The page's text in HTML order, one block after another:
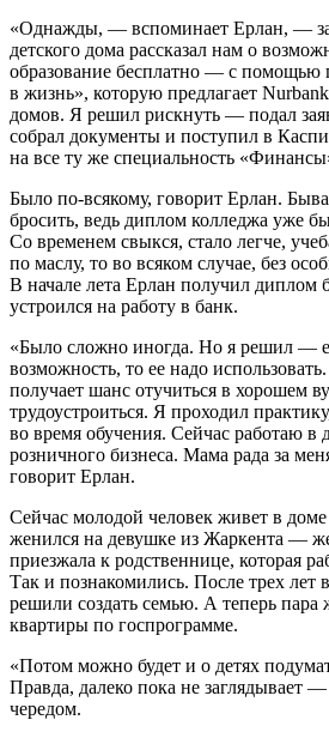
«Однажды, — вспоминает Ерлан, —
детского дома рассказал нам о
образование бесплатно — с помощью
в жизнь», которую предлагает
домов. Я решил рискнуть — подал
собрал документы и поступил в
на все ту же специальность
Было по-всякому, говорит Ерлан.
бросить, ведь диплом колледжа уже
Со временем свыкся, стало легче,
по маслу, то во всяком случае, без
В начале лета Ерлан получил диплом
устроился на работу в банк.
«Было сложно иногда. Но я решил —
возможность, то ее надо
получает шанс отучиться в хорошем
трудоустроиться. Я проходил
во время обучения. Сейчас работаю в
розничного бизнеса. Мама рада за
говорит Ерлан.
Сейчас молодой человек живет в
женился на девушке из Жаркента —
приезжала к родственнице, которая
Так и познакомились. После трех лет
решили создать семью. А теперь пара
квартиры по госпрограмме.
«Потом можно будет и о детях
Правда, далеко пока не заглядывает
чередом.